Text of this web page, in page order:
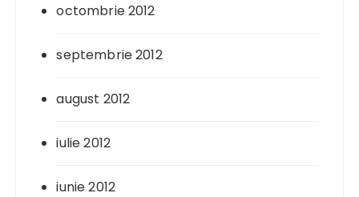
octombrie 2012
septembrie 2012
august 2012
iulie 2012
iunie 2012